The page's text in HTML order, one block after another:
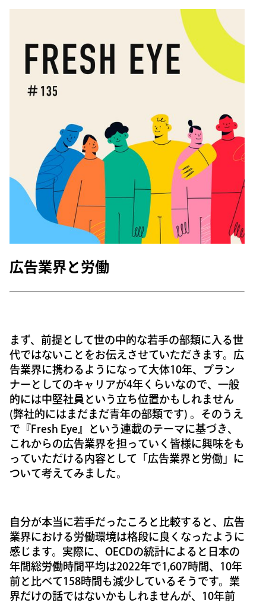
広告業界と労働
まず、前提として世の中的な若手の部類に入る世
代ではないことをお伝えさせていただきます。広
告業界に携わるようになって大体10年、プラン
ナーとしてのキャリアが4年くらいなので、一般
的には中堅社員という立ち位置かもしれません
(弊社的にはまだまだ青年の部類です) 。そのうえ
で『Fresh Eye』という連載のテーマに基づき、
これからの広告業界を担っていく皆様に興味をも
っていただける内容として「広告業界と労働」に
ついて考えてみました。
自分が本当に若手だったころと比較すると、広告
業界における労働環境は格段に良くなったように
感じます。実際に、OECDの統計によると日本の
年間総労働時間平均は2022年で1,607時間、10年
前と比べて158時間も減少しているそうです。業
界だけの話ではないかもしれませんが、10年前